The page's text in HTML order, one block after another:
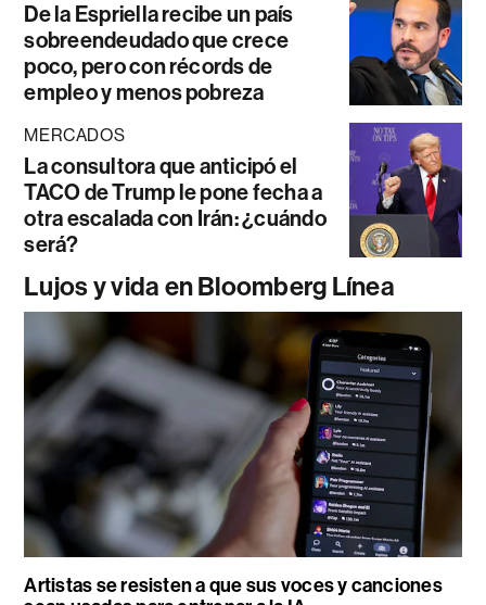
De la Espriella recibe un país
sobreendeudado que crece
poco, pero con récords de
empleo y menos pobreza
MERCADOS
La consultora que anticipó el
TACO de Trump le pone fecha a
otra escalada con Irán: ¿cuándo
será?
Lujos y vida en Bloomberg Línea
Artistas se resisten a que sus voces y canciones